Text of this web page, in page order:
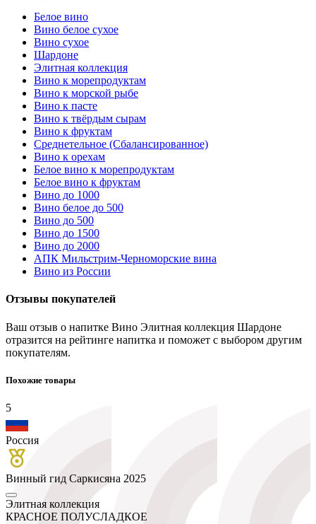
Белое вино
Вино белое сухое
Вино сухое
Шардоне
Элитная коллекция
Вино к морепродуктам
Вино к морской рыбе
Вино к пасте
Вино к твёрдым сырам
Вино к фруктам
Среднетельное (Сбалансированное)
Вино к орехам
Белое вино к морепродуктам
Белое вино к фруктам
Вино до 1000
Вино белое до 500
Вино до 500
Вино до 1500
Вино до 2000
АПК Мильстрим-Черноморские вина
Вино из России
Отзывы покупателей
Ваш отзыв о напитке Вино Элитная коллекция Шардоне
отразится на рейтинге напитка и поможет с выбором другим
покупателям.
Похожие товары
5
Россия
Винный гид Саркисяна 2025
Элитная коллекция
КРАСНОЕ ПОЛУСЛАДКОЕ